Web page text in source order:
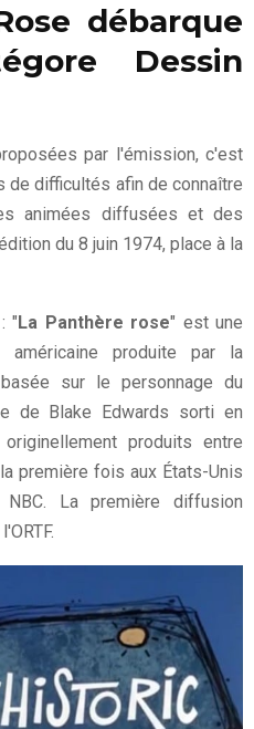
débarque
Dessin
par l'émission, c'est
difficultés afin de connaître
animées diffusées et des
du 8 juin 1974, place à la
: "La Panthère rose" est une
américaine produite par la
sur le personnage du
de Blake Edwards sorti en
produits entre
première fois aux États-Unis
La première diffusion